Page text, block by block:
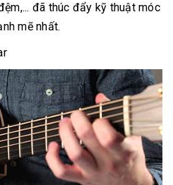
đã thúc đẩy kỹ thuật móc
mẽ nhất.